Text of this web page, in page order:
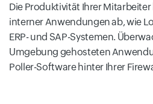
Die Produktivität Ihrer
interner Anwendungen ab, wie
ERP- und SAP-Systemen.
Umgebung gehosteten
Poller-Software hinter Ihrer